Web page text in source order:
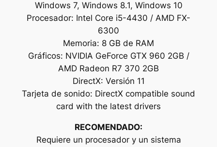
Windows 7, Windows 8.1, Windows 10
Procesador: Intel Core i5-4430 / AMD FX-
6300
Memoria: 8 GB de RAM
Gráficos: NVIDIA GeForce GTX 960 2GB /
AMD Radeon R7 370 2GB
DirectX: Versión 11
Tarjeta de sonido: DirectX compatible sound
card with the latest drivers
RECOMENDADO:
Requiere un procesador y un sistema